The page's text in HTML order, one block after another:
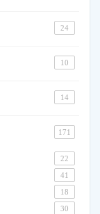
24
10
14
171
22
41
18
30